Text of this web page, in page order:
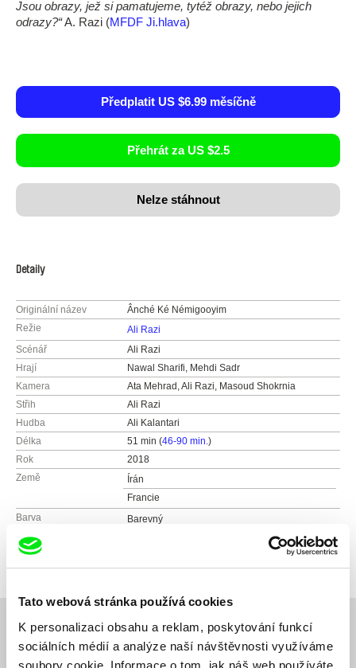
Tato webová stránka používá cookies
K personalizaci obsahu a reklam, poskytování funkcí
sociálních médií a analýze naší návštěvnosti využíváme
soubory cookie. Informace o tom, jak náš web používáte,
Jsou obrazy, jež si pamatujeme, tytéž obrazy, nebo jejich
odrazy?“A. Razi (MFDF Ji.hlava)
Předplatit US $6.99 měsíčně
Přehrát za US $2.5
Nelze stáhnout
Detaily
Originální název
Ânché Ké Némigooyim
Režie
Ali Razi
Scénář
Ali Razi
Hrají
Nawal Sharifi, Mehdi Sadr
Kamera
Ata Mehrad, Ali Razi, Masoud Shokrnia
Střih
Ali Razi
Hudba
Ali Kalantari
Délka
51 min (46-90 min.)
Rok
2018
Země
Írán
Francie
Barva
Barevný
Produkce
Související filmy (20)